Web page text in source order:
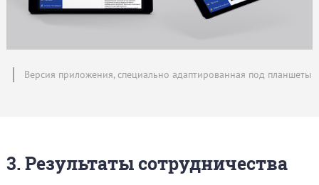
Версия приложения, специально адаптированная под планшеты
3. Результаты сотрудничества